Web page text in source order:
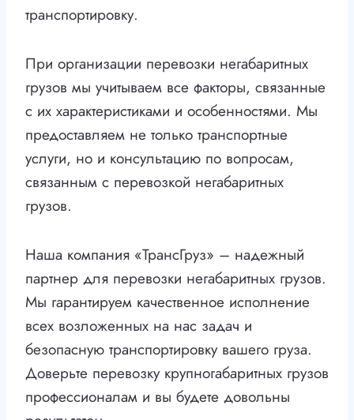
транспортировку.
При организации перевозки негабаритных
грузов мы учитываем все факторы, связанные
с их характеристиками и особенностями. Мы
предоставляем не только транспортные
услуги, но и консультацию по вопросам,
связанным с перевозкой негабаритных
грузов.
Наша компания «ТрансГруз» – надежный
партнер для перевозки негабаритных грузов.
Мы гарантируем качественное исполнение
всех возложенных на нас задач и
безопасную транспортировку вашего груза.
Доверьте перевозку крупногабаритных грузов
профессионалам и вы будете довольны